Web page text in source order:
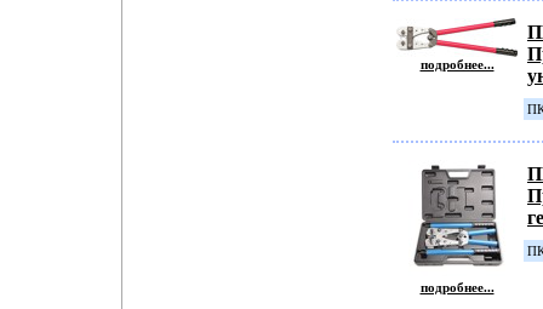
подробнее...
подробнее...